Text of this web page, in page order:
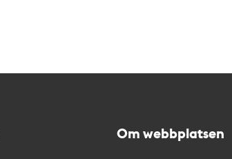
Om webbplatsen